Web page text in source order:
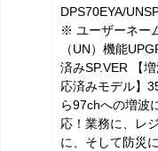
DPS70EYA/
※ ユーザーネー
（UN）機能
済みSP.VER 【
応済みモデル】
ら97chへの増波
応！業務に、レ
に、そして防災に